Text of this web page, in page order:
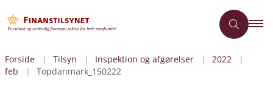
Forside Tilsyn Inspektion og afgørelser
2022
feb
Topdanmark_150222